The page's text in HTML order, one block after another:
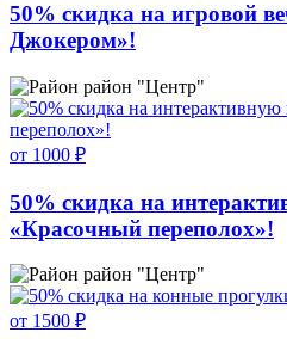
50% скидка на игровой
Джокером»!
район "Центр"
от 1000 ₽
50% скидка на
«Красочный переполох»!
район "Центр"
от 1500 ₽